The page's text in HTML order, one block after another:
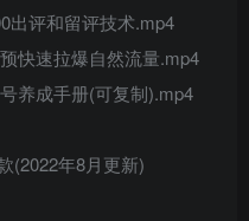
出评和留评技术.mp4
快速拉爆自然流量.mp4
养成手册(可复制).mp4
(2022年8月更新)